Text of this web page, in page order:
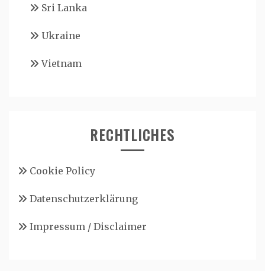
Sri Lanka
Ukraine
Vietnam
RECHTLICHES
Cookie Policy
Datenschutzerklärung
Impressum / Disclaimer